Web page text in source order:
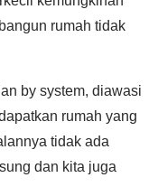
rumah tidak
by system, diawasi
rumah yang
tidak ada
dan kita juga